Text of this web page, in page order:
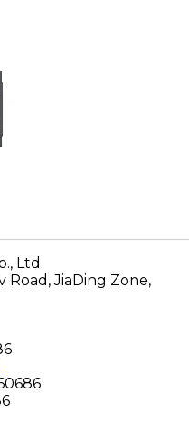
Ltd.
Road, JiaDing Zone,